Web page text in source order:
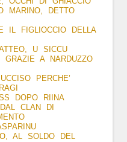
MARINO, DETTO
IL FIGLIOCCIO DELLA
U SICCU
GRAZIE A NARDUZZO
PERCHE’
DOPO RIINA
CLAN DI
AL SOLDO DEL